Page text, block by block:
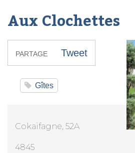
Aux Clochettes
PARTAGE Tweet
Gîtes
Cokaifagne, 52A
4845